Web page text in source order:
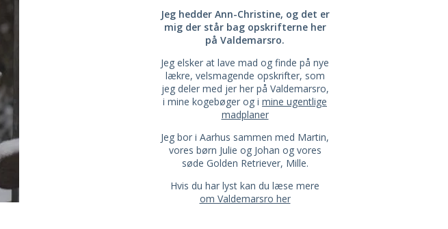
Jeg hedder Ann-Christine, og det er
mig der står bag opskrifterne her
på Valdemarsro.
Jeg elsker at lave mad og finde på nye
lækre, velsmagende opskrifter, som
jeg deler med jer her på Valdemarsro,
i mine kogebøger og i mine ugentlige
madplaner
Jeg bor i Aarhus sammen med Martin,
vores børn Julie og Johan og vores
søde Golden Retriever, Mille.
Hvis du har lyst kan du læse mere
om Valdemarsro her